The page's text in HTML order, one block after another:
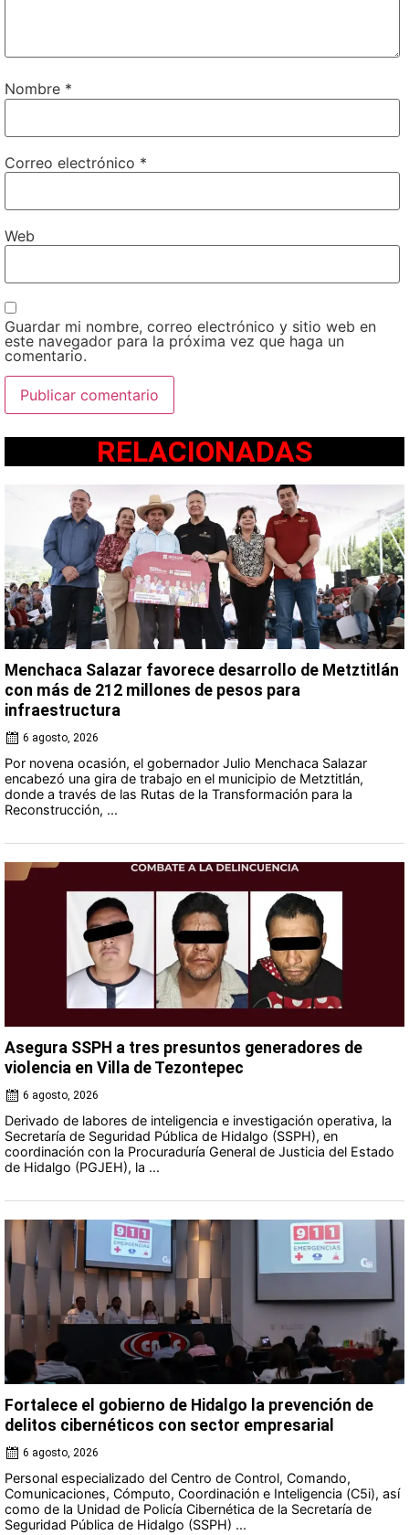
Nombre *
Correo electrónico *
Web
Guardar mi nombre, correo electrónico y sitio web en
este navegador para la próxima vez que haga un
comentario.
RELACIONADAS
Menchaca Salazar favorece desarrollo de Metztitlán
con más de 212 millones de pesos para
infraestructura
6 agosto, 2026
Por novena ocasión, el gobernador Julio Menchaca Salazar
encabezó una gira de trabajo en el municipio de Metztitlán,
donde a través de las Rutas de la Transformación para la
Reconstrucción, ...
Asegura SSPH a tres presuntos generadores de
violencia en Villa de Tezontepec
6 agosto, 2026
Derivado de labores de inteligencia e investigación operativa, la
Secretaría de Seguridad Pública de Hidalgo (SSPH), en
coordinación con la Procuraduría General de Justicia del Estado
de Hidalgo (PGJEH), la ...
Fortalece el gobierno de Hidalgo la prevención de
delitos cibernéticos con sector empresarial
6 agosto, 2026
Personal especializado del Centro de Control, Comando,
Comunicaciones, Cómputo, Coordinación e Inteligencia (C5i), así
como de la Unidad de Policía Cibernética de la Secretaría de
Seguridad Pública de Hidalgo (SSPH) ...